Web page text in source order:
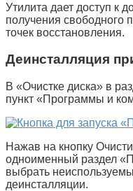
Утилита дает доступ к
получения свободного
точек восстановления.
Деинсталляция
В «Очистке диска» в
пункт «Программы и
Нажав на кнопку
одноименный раздел «
выбрать
деинсталляции.